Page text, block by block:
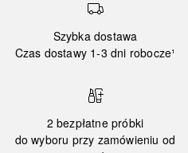
Szybka dostawa
Czas dostawy 1-3 dni robocze¹
2 bezpłatne próbki
do wyboru przy zamówieniu od